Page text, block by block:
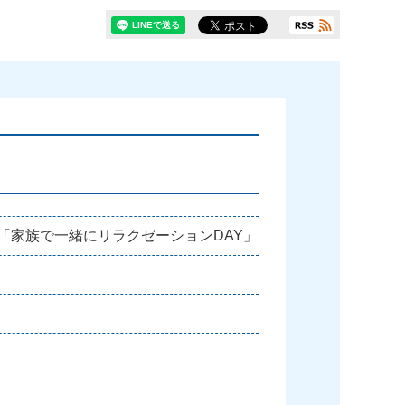
族で一緒にリラクゼーションDAY」